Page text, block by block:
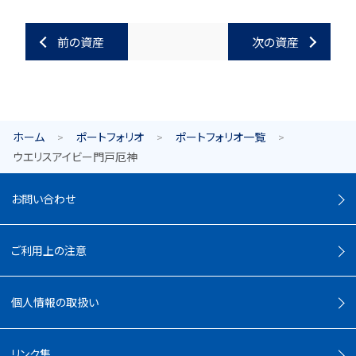
前の資産 次の資産
ホーム ポートフォリオ
ポートフォリオ一覧
ウエリスアイビー門戸厄神
お問い合わせ
ご利用上の注意
個人情報の取扱い